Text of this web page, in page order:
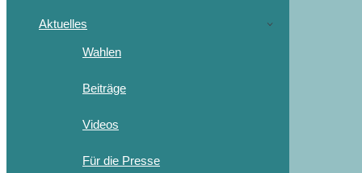
Aktuelles
Wahlen
Beiträge
Videos
Für die Presse